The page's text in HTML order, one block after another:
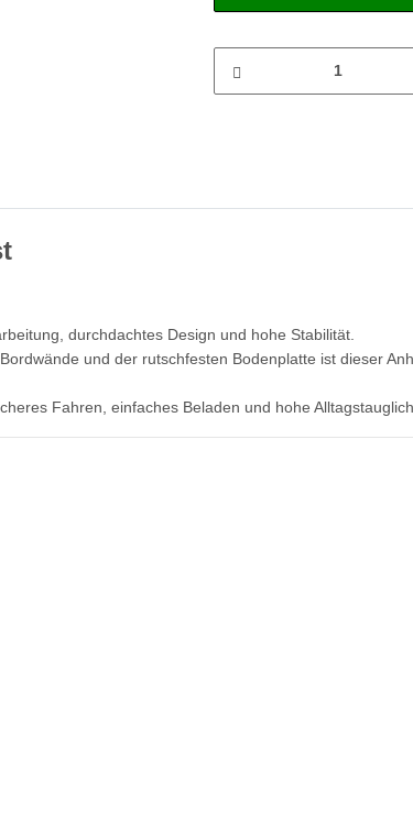
durchdachtes Design und hohe Stabilität.
und der rutschfesten Bodenplatte ist dieser
Fahren, einfaches Beladen und hohe